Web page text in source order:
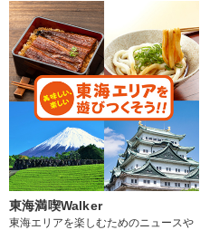
東海満喫Walker
東海エリアを楽しむためのニュースや